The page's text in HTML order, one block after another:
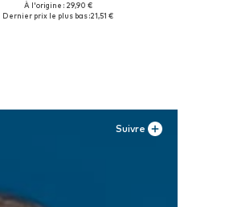
Disponible en plusieurs tailles
À l'origine : 29,90 €
Dernier prix le plus bas :21,51 €
Suivre